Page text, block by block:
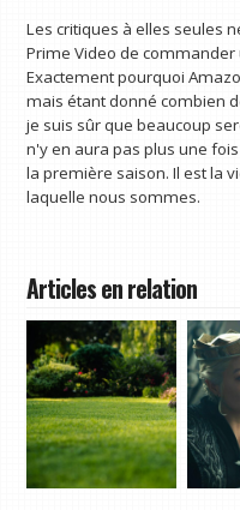
Les critiques à elles seules
Prime Video de
Exactement pourquoi
mais étant donné combien
je suis sûr que beaucoup
n'y en aura pas plus une
la première saison. Il est la
laquelle nous sommes.
Articles en relation